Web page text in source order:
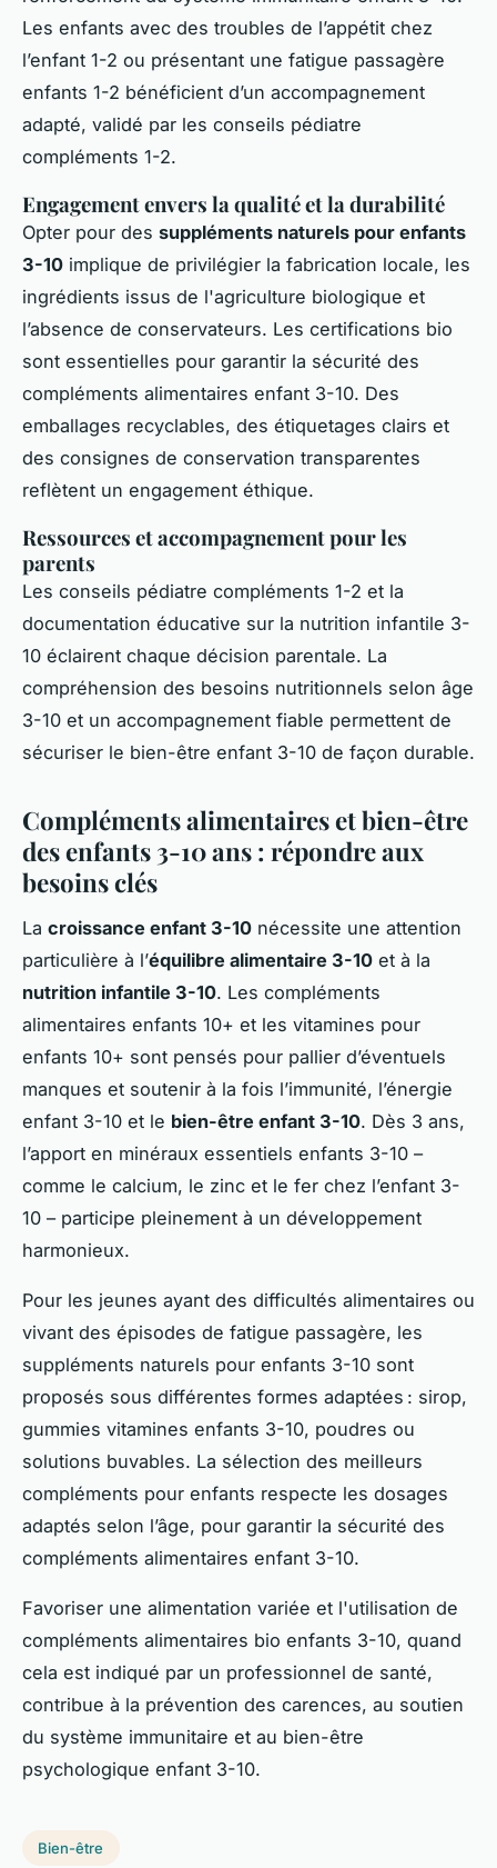
Les enfants avec des troubles de l’appétit chez
l’enfant 1-2 ou présentant une fatigue passagère
enfants 1-2 bénéficient d’un accompagnement
adapté, validé par les conseils pédiatre
compléments 1-2.
Engagement envers la qualité et la durabilité
Opter pour des suppléments naturels pour enfants
3-10 implique de privilégier la fabrication locale, les
ingrédients issus de l'agriculture biologique et
l’absence de conservateurs. Les certifications bio
sont essentielles pour garantir la sécurité des
compléments alimentaires enfant 3-10. Des
emballages recyclables, des étiquetages clairs et
des consignes de conservation transparentes
reflètent un engagement éthique.
Ressources et accompagnement pour les
parents
Les conseils pédiatre compléments 1-2 et la
documentation éducative sur la nutrition infantile 3-
10 éclairent chaque décision parentale. La
compréhension des besoins nutritionnels selon âge
3-10 et un accompagnement fiable permettent de
sécuriser le bien-être enfant 3-10 de façon durable.
Compléments alimentaires et bien-être
des enfants 3-10 ans : répondre aux
besoins clés
La croissance enfant 3-10 nécessite une attention
particulière à l’équilibre alimentaire 3-10 et à la
nutrition infantile 3-10. Les compléments
alimentaires enfants 10+ et les vitamines pour
enfants 10+ sont pensés pour pallier d’éventuels
manques et soutenir à la fois l’immunité, l’énergie
enfant 3-10 et le bien-être enfant 3-10. Dès 3 ans,
l’apport en minéraux essentiels enfants 3-10 –
comme le calcium, le zinc et le fer chez l’enfant 3-
10 – participe pleinement à un développement
harmonieux.
Pour les jeunes ayant des difficultés alimentaires ou
vivant des épisodes de fatigue passagère, les
suppléments naturels pour enfants 3-10 sont
proposés sous différentes formes adaptées : sirop,
gummies vitamines enfants 3-10, poudres ou
solutions buvables. La sélection des meilleurs
compléments pour enfants respecte les dosages
adaptés selon l’âge, pour garantir la sécurité des
compléments alimentaires enfant 3-10.
Favoriser une alimentation variée et l'utilisation de
compléments alimentaires bio enfants 3-10, quand
cela est indiqué par un professionnel de santé,
contribue à la prévention des carences, au soutien
du système immunitaire et au bien-être
psychologique enfant 3-10.
Bien-être